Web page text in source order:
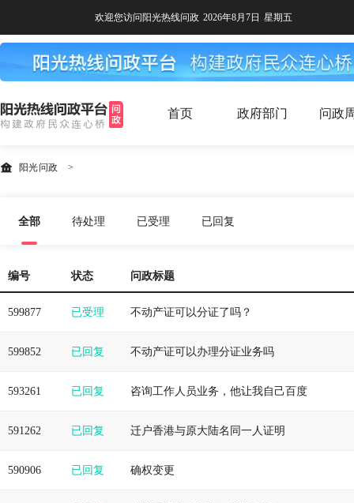
欢迎您访问阳光热线问政 2026年8月7日 星期五
首页 政府部门 问政
阳光问政 >
全部 待处理 已受理 已回复
编号 状态 问政标题
599877 已受理 不动产证可以分证了吗？
599852 已回复 不动产证可以办理分证业务吗
593261 已回复 咨询工作人员业务，他让我自己百度
591262 已回复 迁户香港与原大陆名同一人证明
590906 已回复 确权变更